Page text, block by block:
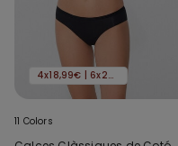
4x18,99€ | 6x24,99€
11 Colors